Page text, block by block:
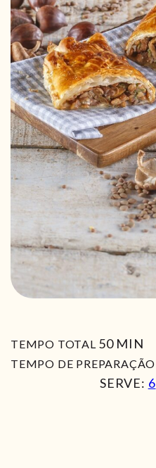
TEMPO TOTAL 50MIN
MIN
TEMPO DE PREPARAÇÃO
SERVE: 6